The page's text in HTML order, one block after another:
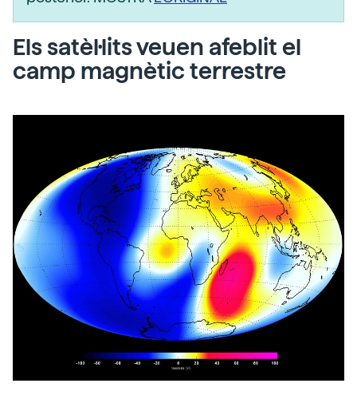
Els satèl·lits veuen afeblit el
camp magnètic terrestre